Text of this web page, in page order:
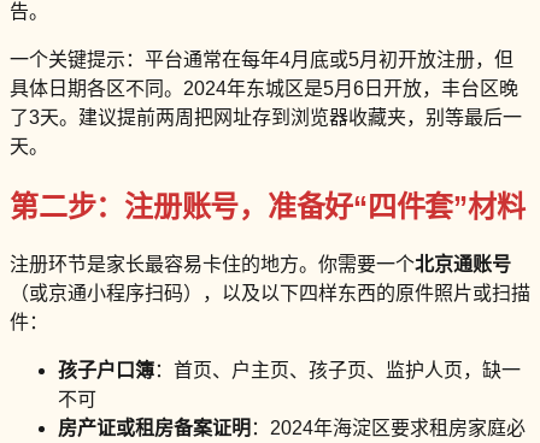
告。
一个关键提示：平台通常在每年4月底或5月初开放注册，但
具体日期各区不同。2024年东城区是5月6日开放，丰台区晚
了3天。建议提前两周把网址存到浏览器收藏夹，别等最后一
天。
第二步：注册账号，准备好“四件套”材料
注册环节是家长最容易卡住的地方。你需要一个北京通账号
（或京通小程序扫码），以及以下四样东西的原件照片或扫描
件：
孩子户口簿：首页、户主页、孩子页、监护人页，缺一
不可
房产证或租房备案证明 ：2024年海淀区要求租房家庭必